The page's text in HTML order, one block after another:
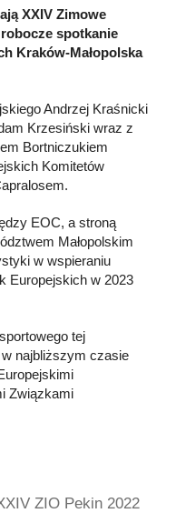
XXIV Zimowe
spotkanie
Kraków-Małopolska
Andrzej Kraśnicki
Krzesiński wraz z
Bortniczukiem
Komitetów
EOC, a stroną
Małopolskim
w wspieraniu
Europejskich w 2023
tej
najbliższym czasie
Związkami
ZIO Pekin 2022